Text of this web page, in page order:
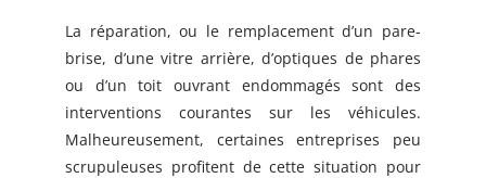
La réparation, ou le remplacement d’un pare-
brise, d’une vitre arrière, d’optiques de phares
ou d’un toit ouvrant endommagés sont des
interventions courantes sur les véhicules.
Malheureusement, certaines entreprises peu
scrupuleuses profitent de cette situation pour